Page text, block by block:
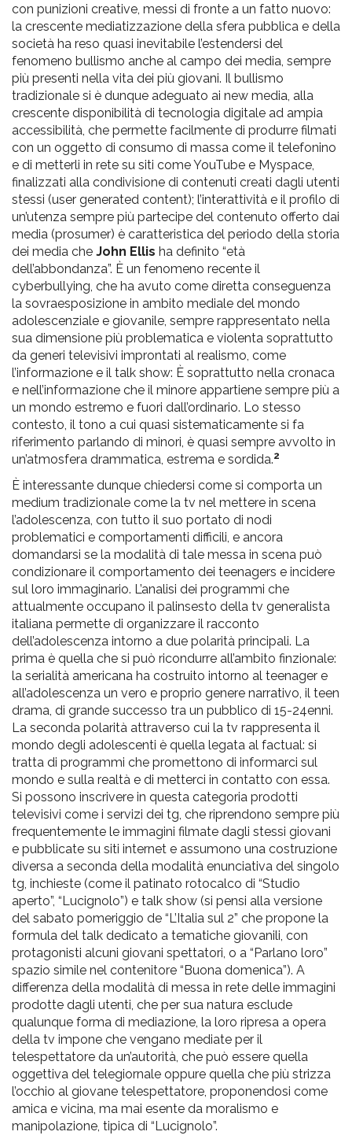
con punizioni creative, messi di fronte a un fatto nuovo:
la crescente mediatizzazione della sfera pubblica e della
società ha reso quasi inevitabile l’estendersi del
fenomeno bullismo anche al campo dei media, sempre
più presenti nella vita dei più giovani. Il bullismo
tradizionale si è dunque adeguato ai new media, alla
crescente disponibilità di tecnologia digitale ad ampia
accessibilità, che permette facilmente di produrre filmati
con un oggetto di consumo di massa come il telefonino
e di metterli in rete su siti come YouTube e Myspace,
finalizzati alla condivisione di contenuti creati dagli utenti
stessi (user generated content); l’interattività e il profilo di
un’utenza sempre più partecipe del contenuto offerto dai
media (prosumer) è caratteristica del periodo della storia
dei media che John Ellis ha definito “età
dell’abbondanza”. È un fenomeno recente il
cyberbullying, che ha avuto come diretta conseguenza
la sovraesposizione in ambito mediale del mondo
adolescenziale e giovanile, sempre rappresentato nella
sua dimensione più problematica e violenta soprattutto
da generi televisivi improntati al realismo, come
l’informazione e il talk show: È soprattutto nella cronaca
e nell’informazione che il minore appartiene sempre più a
un mondo estremo e fuori dall’ordinario. Lo stesso
contesto, il tono a cui quasi sistematicamente si fa
riferimento parlando di minori, è quasi sempre avvolto in
un’atmosfera drammatica, estrema e sordida.2
È interessante dunque chiedersi come si comporta un
medium tradizionale come la tv nel mettere in scena
l’adolescenza, con tutto il suo portato di nodi
problematici e comportamenti difficili, e ancora
domandarsi se la modalità di tale messa in scena può
condizionare il comportamento dei teenagers e incidere
sul loro immaginario. L’analisi dei programmi che
attualmente occupano il palinsesto della tv generalista
italiana permette di organizzare il racconto
dell’adolescenza intorno a due polarità principali. La
prima è quella che si può ricondurre all’ambito finzionale:
la serialità americana ha costruito intorno al teenager e
all’adolescenza un vero e proprio genere narrativo, il teen
drama, di grande successo tra un pubblico di 15-24enni.
La seconda polarità attraverso cui la tv rappresenta il
mondo degli adolescenti è quella legata al factual: si
tratta di programmi che promettono di informarci sul
mondo e sulla realtà e di metterci in contatto con essa.
Si possono inscrivere in questa categoria prodotti
televisivi come i servizi dei tg, che riprendono sempre più
frequentemente le immagini filmate dagli stessi giovani
e pubblicate su siti internet e assumono una costruzione
diversa a seconda della modalità enunciativa del singolo
tg, inchieste (come il patinato rotocalco di “Studio
aperto”, “Lucignolo”) e talk show (si pensi alla versione
del sabato pomeriggio de “L’Italia sul 2” che propone la
formula del talk dedicato a tematiche giovanili, con
protagonisti alcuni giovani spettatori, o a “Parlano loro”
spazio simile nel contenitore “Buona domenica”). A
differenza della modalità di messa in rete delle immagini
prodotte dagli utenti, che per sua natura esclude
qualunque forma di mediazione, la loro ripresa a opera
della tv impone che vengano mediate per il
telespettatore da un’autorità, che può essere quella
oggettiva del telegiornale oppure quella che più strizza
l’occhio al giovane telespettatore, proponendosi come
amica e vicina, ma mai esente da moralismo e
manipolazione, tipica di “Lucignolo”.